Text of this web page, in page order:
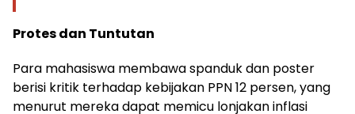
Protes dan Tuntutan
Para mahasiswa membawa spanduk dan poster
berisi kritik terhadap kebijakan PPN 12 persen, yang
menurut mereka dapat memicu lonjakan inflasi